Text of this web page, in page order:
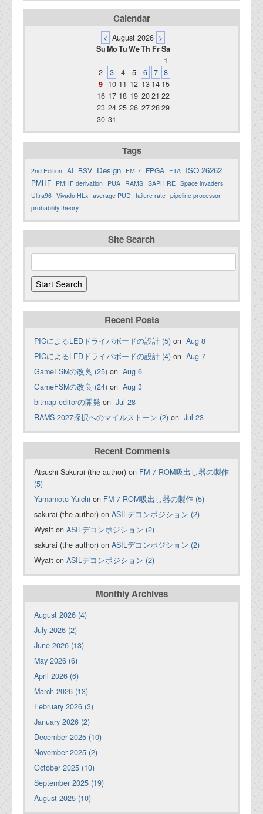
Calendar
< August 2026 >
SuMoTuWeTh FrSa
1
2
3 4 5 6 7 8
9 10 11 12 13 14 15
16 17 18 19 2021 22
23 24 25 26 272829
30 31
Tags
2nd Edition AI BSV Design FM-7 FPGA FTA ISO 26262
PMHF PMHF derivation PUA RAMS SAPHIRE Space invaders
Ultra96 Vivado HLx average PUD failure rate pipeline processor
probability theory
Site Search
Recent Posts
PICによるLEDドライバボードの設計 (5) on Aug 8
PICによるLEDドライバボードの設計 (4) on Aug 7
GameFSMの改良 (25) on Aug 6
GameFSMの改良 (24) on Aug 3
bitmap editorの開発 on Jul 28
RAMS 2027採択へのマイルストーン (2) on Jul 23
Recent Comments
Atsushi Sakurai (the author) on FM-7 ROM吸出し器の製作
(5)
Yamamoto Yuichi on FM-7 ROM吸出し器の製作 (5)
sakurai (the author) on ASILデコンポジション (2)
Wyatt on ASILデコンポジション (2)
sakurai (the author) on ASILデコンポジション (2)
Wyatt on ASILデコンポジション (2)
Monthly Archives
August 2026 (4)
July 2026 (2)
June 2026 (13)
May 2026 (6)
April 2026 (6)
March 2026 (13)
February 2026 (3)
January 2026 (2)
December 2025 (10)
November 2025 (2)
October 2025 (10)
September 2025 (19)
August 2025 (10)